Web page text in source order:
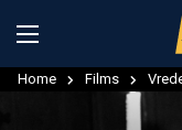
Home Films